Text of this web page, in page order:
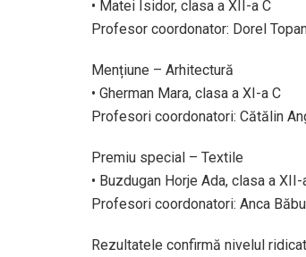
• Matei Isidor, clasa a XII-a C
Profesor coordonator: Dorel
Mențiune – Arhitectură
• Gherman Mara, clasa a XI-a C
Profesori coordonatori: Cătălin
Premiu special – Textile
• Buzdugan Horje Ada, clasa a XII-
Profesori coordonatori: Anca
Rezultatele confirmă nivelul